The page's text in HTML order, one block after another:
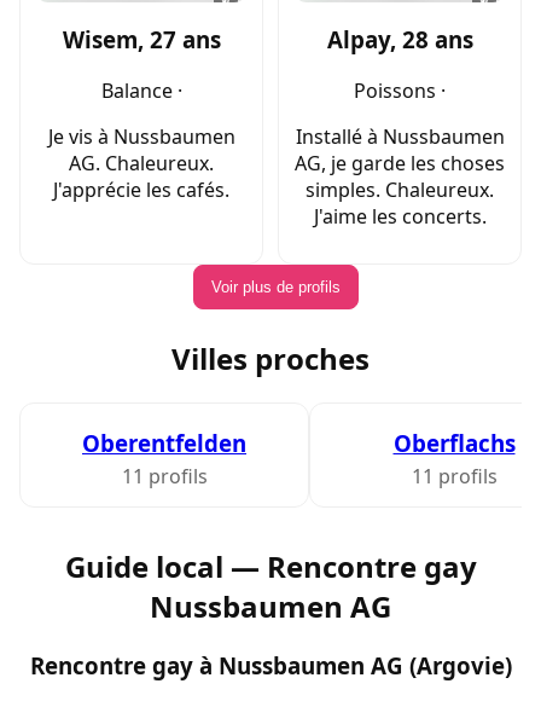
Wisem, 27 ans
Balance ·
Je vis à Nussbaumen
AG. Chaleureux.
J'apprécie les cafés.
Alpay, 28 ans
Poissons ·
Installé à Nussbaumen
AG, je garde les choses
simples. Chaleureux.
J'aime les concerts.
Voir plus de profils
Villes proches
Oberentfelden
11 profils
Oberflachs
11 profils
Guide local — Rencontre gay
Nussbaumen AG
Rencontre gay à Nussbaumen AG (Argovie)